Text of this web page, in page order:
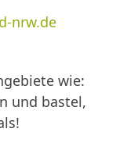
nrw.de
wie:
und bastel,